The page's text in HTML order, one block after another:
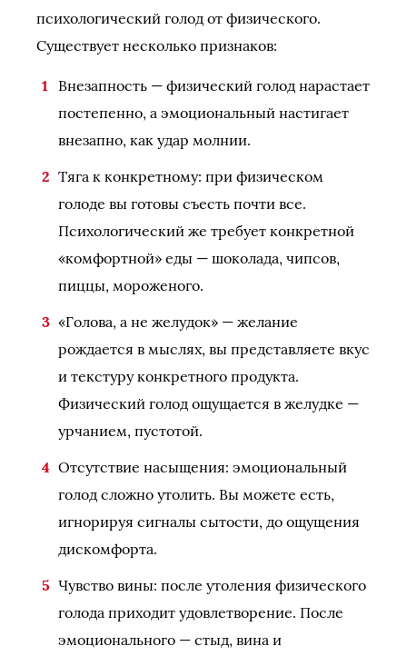
психологический голод от физического.
Существует несколько признаков:
Внезапность — физический голод нарастает
постепенно, а эмоциональный настигает
внезапно, как удар молнии.
Тяга к конкретному: при физическом
голоде вы готовы съесть почти все.
Психологический же требует конкретной
«комфортной» еды — шоколада, чипсов,
пиццы, мороженого.
«Голова, а не желудок» — желание
рождается в мыслях, вы представляете вкус
и текстуру конкретного продукта.
Физический голод ощущается в желудке —
урчанием, пустотой.
Отсутствие насыщения: эмоциональный
голод сложно утолить. Вы можете есть,
игнорируя сигналы сытости, до ощущения
дискомфорта.
Чувство вины: после утоления физического
голода приходит удовлетворение. После
эмоционального — стыд, вина и